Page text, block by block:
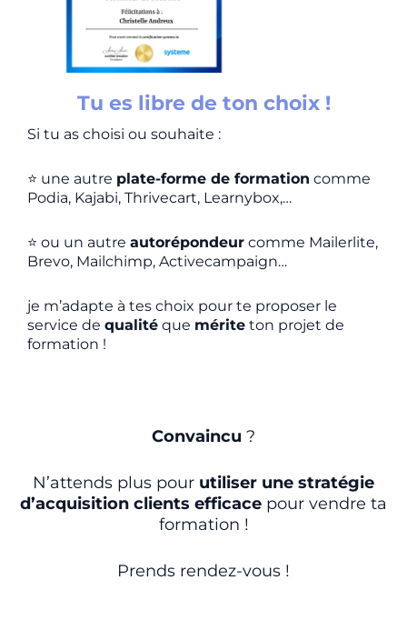
Tu es libre de ton choix !
Si tu as choisi ou souhaite :
⭐️ une autre plate-forme de formation comme
Podia, Kajabi, Thrivecart, Learnybox,…
⭐️ ou un autre autorépondeur comme Mailerlite,
Brevo, Mailchimp, Activecampaign…
je m’adapte à tes choix pour te proposer le
service de qualité que mérite ton projet de
formation !
Convaincu ?
N’attends plus pour utiliser une stratégie
d’acquisition clients efficace pour vendre ta
formation !
Prends rendez-vous !